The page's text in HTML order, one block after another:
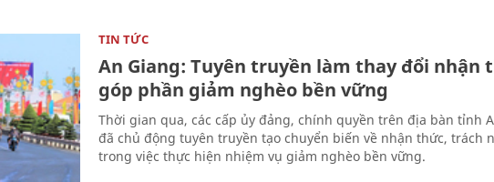
TIN TỨC
An Giang: Tuyên truyền làm thay đổi nhận
góp phần giảm nghèo bền vững
Thời gian qua, các cấp ủy đảng, chính quyền trên địa bàn tỉnh
đã chủ động tuyên truyền tạo chuyển biến về nhận thức, trách
trong việc thực hiện nhiệm vụ giảm nghèo bền vững.